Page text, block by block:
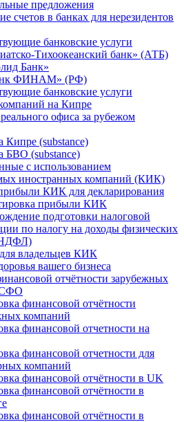
предложения
счетов в банках для нерезидентов
банковские услуги
Тихоокеанский банк» (АТБ)
Банк»
ФИНАМ» (РФ)
банковские услуги
на Кипре
офиса за рубежом
Кипре (substance)
БВО (substance)
с использованием
иностранных компаний (КИК)
КИК для декларирования
прибыли КИК
подготовки налоговой
по налогу на доходы физических
владельцев КИК
вашего бизнеса
отчётности зарубежных
финансовой отчётности
компаний
финансовой отчетности на
финансовой отчетности для
компаний
финансовой отчётности в UK
финансовой отчётности в
финансовой отчётности в